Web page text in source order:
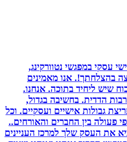
במפגשי נטוורקינג,
אנו מאמינים
ליחיד בתוכה. אנחנו.
הדדית. בחשיבה בגדול,
אישיים ועסקיים. וכל
בין החברים והאורחים..
העסק שלך למרכז העניינים